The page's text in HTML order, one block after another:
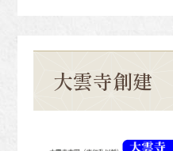
大雲寺創建